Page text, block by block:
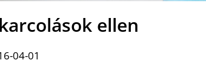
ellen
04-01